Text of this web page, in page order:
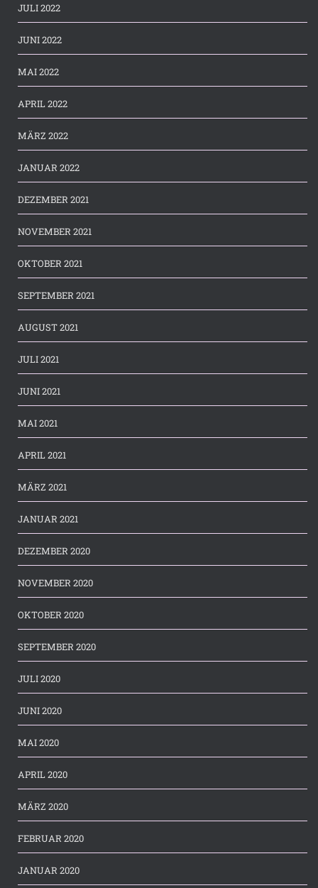
JULI 2022
JUNI 2022
MAI 2022
APRIL 2022
MÄRZ 2022
JANUAR 2022
DEZEMBER 2021
NOVEMBER 2021
OKTOBER 2021
SEPTEMBER 2021
AUGUST 2021
JULI 2021
JUNI 2021
MAI 2021
APRIL 2021
MÄRZ 2021
JANUAR 2021
DEZEMBER 2020
NOVEMBER 2020
OKTOBER 2020
SEPTEMBER 2020
JULI 2020
JUNI 2020
MAI 2020
APRIL 2020
MÄRZ 2020
FEBRUAR 2020
JANUAR 2020